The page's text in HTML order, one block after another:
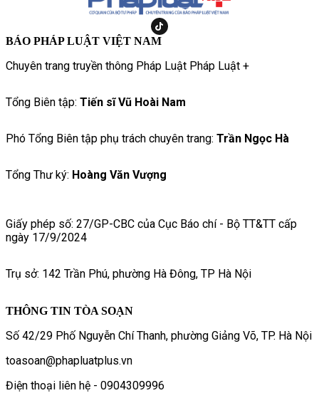
BÁO PHÁP LUẬT VIỆT NAM
Chuyên trang truyền thông Pháp Luật Pháp Luật +
Tổng Biên tập: Tiến sĩ Vũ Hoài Nam
Phó Tổng Biên tập phụ trách chuyên trang: Trần Ngọc Hà
Tổng Thư ký: Hoàng Văn Vượng
Giấy phép số: 27/GP-CBC của Cục Báo chí - Bộ TT&TT cấp
ngày 17/9/2024
Trụ sở: 142 Trần Phú, phường Hà Đông, TP Hà Nội
THÔNG TIN TÒA SOẠN
Số 42/29 Phố Nguyễn Chí Thanh, phường Giảng Võ, TP. Hà Nội
toasoan@phapluatplus.vn
Điện thoại liên hệ - 0904309996